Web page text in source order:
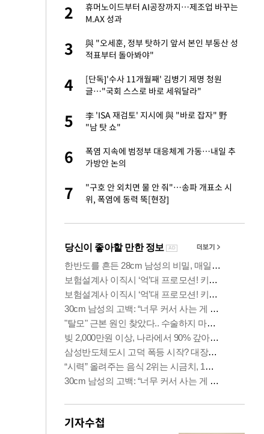
현·문재인 철
단, 훈련·휴
최우선"
2
휴머노이드부터 AI공장까지…제조업 바꾸는
M.AX 성과
3
與 "오세훈, 정부 탓하기 앞서 본인 부동산 성
적표부터 돌아봐야"
4
[단독]'수사 11개월째' 김병기 제명 청원
글…"국회 스스로 바로 세워달라"
5
李 'ISA 재검토' 지시에 與 "바로 잡자" 野
"남 탓 쇼"
6
폭염 지속에 범정부 대응체계 가동…내일 추
가방안 논의
7
"구호 안 외치면 물 안 줘"…송파 개표소 시
위, 폭염에 동력 뚝[현장]
기자수첩